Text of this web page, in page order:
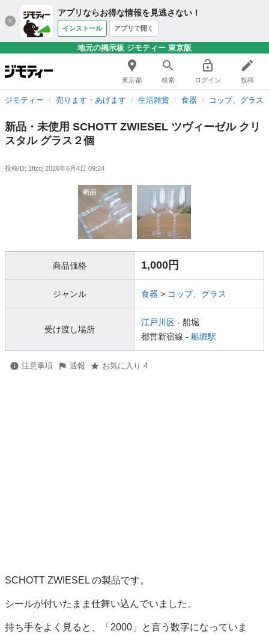
アプリならお得な情報を見逃さない！
インストール アプリで開く
地元の掲示板 ジモティー 東京版
東京都 検索 ログイン 投稿
ジモティー 売ります・あげます 生活雑貨 食器 コップ、グラス
新品・未使用 SCHOTT ZWIESEL ツヴィーゼル クリ
スタル グラス２個
投稿ID: 1flzcj 2026年6月4日 09:24
商品価格 1,000円
ジャンル 食器 > コップ、グラス
受け渡し場所
江戸川区 - 船堀
都営新宿線 - 船堀駅
注意事項 通報 お気に入り 4
SCHOTT ZWIESEL の製品です。
シールが付いたまま仕舞い込んでいました。
持ち手をよく見ると、「2000」と言う数字になっていま